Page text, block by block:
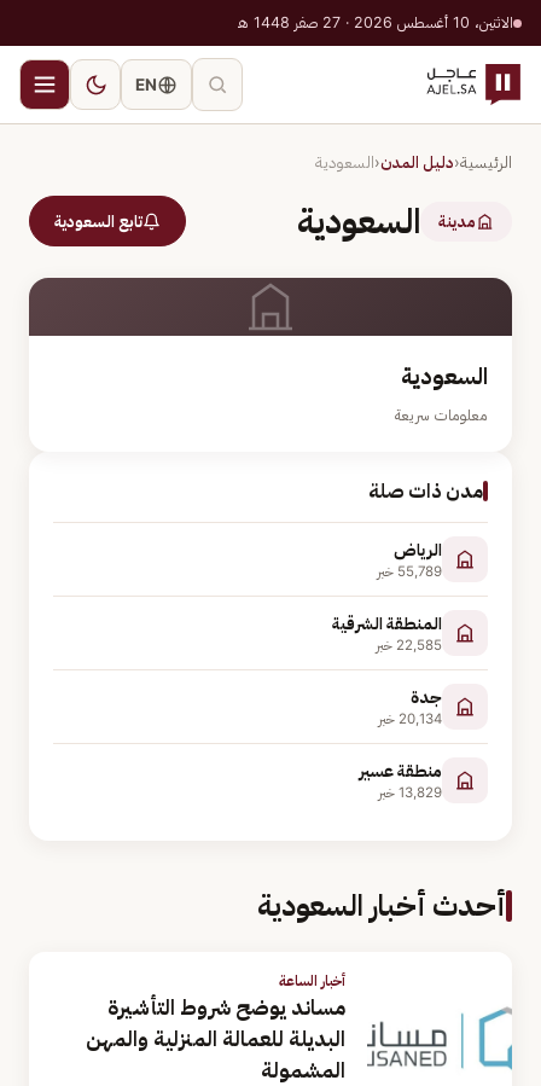
الاثنين، 10 أغسطس 2026 · 27 صفر 1448 هـ
EN
الرئيسية‹دليل المدن‹السعودية
مدينة السعودية تابع السعودية
أحدث أخبار السعودية
أخبار الساعة
مساند يوضح شروط التأشيرة
البديلة للعمالة المنزلية والمهن
المشمولة
السعودية
معلومات سريعة
مدن ذات صلة
الرياض
55,789 خبر
المنطقة الشرقية
22,585 خبر
جدة
20,134 خبر
منطقة عسير
13,829 خبر